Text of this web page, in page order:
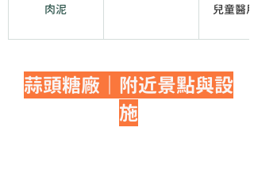
肉泥
兒童醫
蒜頭糖廠｜附近景點與設
施